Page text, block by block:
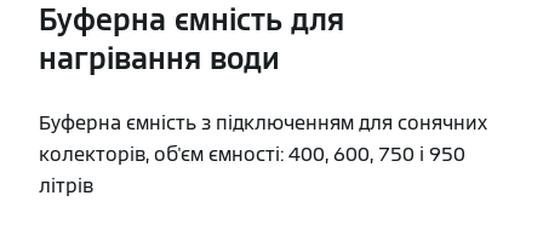
Буферна ємність для
нагрівання води
Буферна ємність з підключенням для сонячних
колекторів, об'єм ємності: 400, 600, 750 і 950
літрів